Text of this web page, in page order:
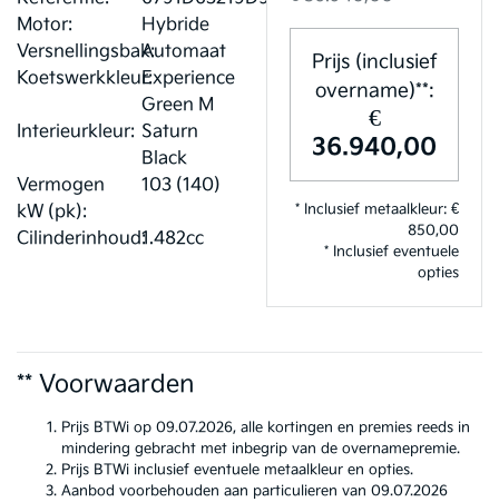
Motor:
Hybride
Versnellingsbak:Automaat
Koetswerkkleur:Experience
Green M
Interieurkleur: Saturn
Black
Vermogen
kW (pk):
103 (140)
Cilinderinhoud:1.482cc
Prijs (inclusief
overname)**:
€
36.940,00
* Inclusief metaalkleur: €
850,00
* Inclusief eventuele
opties
** Voorwaarden
Prijs BTWi op 09.07.2026, alle kortingen en premies reeds in
mindering gebracht met inbegrip van de overnamepremie.
Prijs BTWi inclusief eventuele metaalkleur en opties.
Aanbod voorbehouden aan particulieren van 09.07.2026